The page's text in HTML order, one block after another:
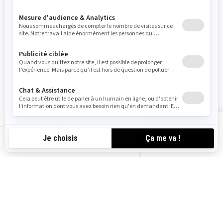
CA-FR
événements et les offres.
VOIR LES OFFRES